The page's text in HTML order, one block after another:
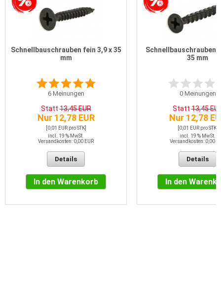
Schnellbauschrauben fein 3,9 x 35
mm
6Meinungen
Statt13,45 EUR
Nur 12,78 EUR
[0,01 EUR pro STK]
incl. 19 % MwSt.
Versandkosten: 0,00 EUR
Details
In den Warenkorb
Schnellbauschrauben
35 mm
0Meinungen
Statt13,45
Nur 12,78
[0,01 EUR pro STK]
incl. 19 % MwSt.
Versandkosten: 0,00
Details
In den